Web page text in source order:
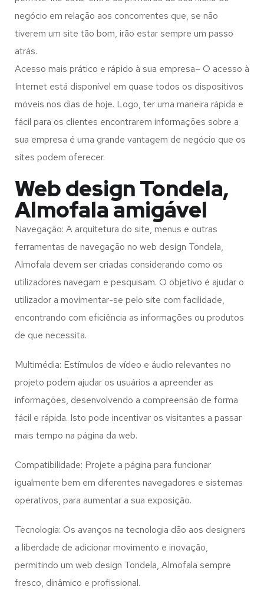
negócio em relação aos concorrentes que, se não
tiverem um site tão bom, irão estar sempre um passo
atrás.
Acesso mais prático e rápido à sua empresa– O acesso à
Internet está disponível em quase todos os dispositivos
móveis nos dias de hoje. Logo, ter uma maneira rápida e
fácil para os clientes encontrarem informações sobre a
sua empresa é uma grande vantagem de negócio que os
sites podem oferecer.
Web design Tondela,
Almofala amigável
Navegação: A arquitetura do site, menus e outras
ferramentas de navegação no web design Tondela,
Almofala devem ser criadas considerando como os
utilizadores navegam e pesquisam. O objetivo é ajudar o
utilizador a movimentar-se pelo site com facilidade,
encontrando com eficiência as informações ou produtos
de que necessita.
Multimédia: Estímulos de vídeo e áudio relevantes no
projeto podem ajudar os usuários a apreender as
informações, desenvolvendo a compreensão de forma
fácil e rápida. Isto pode incentivar os visitantes a passar
mais tempo na página da web.
Compatibilidade: Projete a página para funcionar
igualmente bem em diferentes navegadores e sistemas
operativos, para aumentar a sua exposição.
Tecnologia: Os avanços na tecnologia dão aos designers
a liberdade de adicionar movimento e inovação,
permitindo um web design Tondela, Almofala sempre
fresco, dinâmico e profissional.